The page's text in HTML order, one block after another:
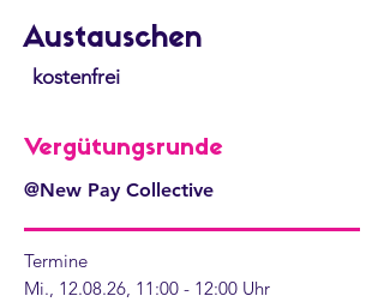
Austauschen
kostenfrei
Vergütungsrunde
@New Pay Collective
Termine
Mi., 12.08.26, 11:00 - 12:00 Uhr